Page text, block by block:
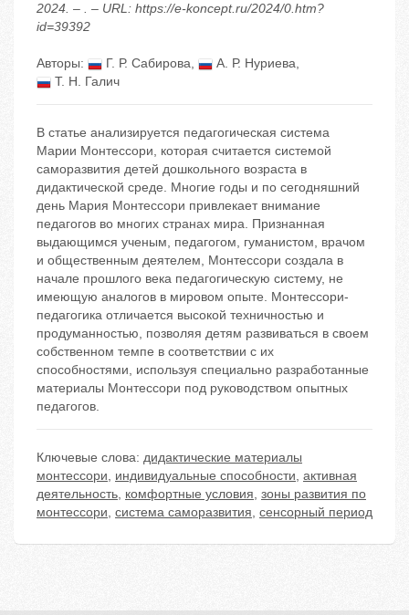
2024. – . – URL: https://e-koncept.ru/2024/0.htm?
id=39392
Авторы: Г. Р. Сабирова, А. Р. Нуриева,
Т. Н. Галич
В статье анализируется педагогическая система
Марии Монтессори, которая считается системой
саморазвития детей дошкольного возраста в
дидактической среде. Многие годы и по сегодняшний
день Мария Монтессори привлекает внимание
педагогов во многих странах мира. Признанная
выдающимся ученым, педагогом, гуманистом, врачом
и общественным деятелем, Монтессори создала в
начале прошлого века педагогическую систему, не
имеющую аналогов в мировом опыте. Монтессори-
педагогика отличается высокой техничностью и
продуманностью, позволяя детям развиваться в своем
собственном темпе в соответствии с их
способностями, используя специально разработанные
материалы Монтессори под руководством опытных
педагогов.
Ключевые слова: дидактические материалы
монтессори, индивидуальные способности, активная
деятельность, комфортные условия, зоны развития по
монтессори, система саморазвития, сенсорный период